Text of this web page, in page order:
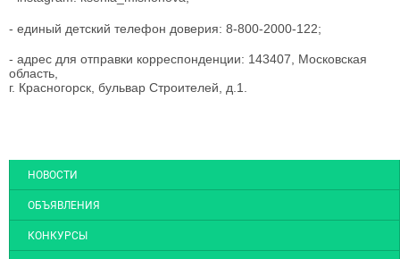
- единый детский телефон доверия: 8-800-2000-122;
- адрес для отправки корреспонденции: 143407, Московская
область,
г. Красногорск, бульвар Строителей, д.1.
НОВОСТИ
ОБЪЯВЛЕНИЯ
КОНКУРСЫ